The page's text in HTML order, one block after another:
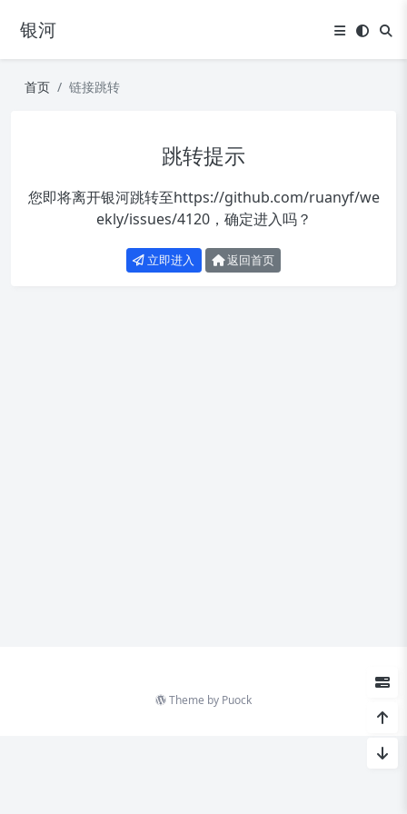
银河
首页 链接跳转
跳转提示
您即将离开银河跳转至https://github.com/ruanyf/we
ekly/issues/4120，确定进入吗？
立即进入 返回首页
Theme by Puock